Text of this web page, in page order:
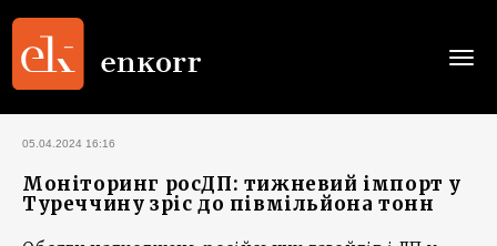
05.04.2024 16:16
Моніторинг росДП: тижневий імпорт у
Туреччину зріс до півмільйона тонн